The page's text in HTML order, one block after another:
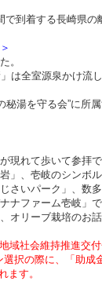
到着する長崎県
。
は全室源泉かけ
秘湯を守る会”に
現れて歩いて参拝
」、壱岐のシンボ
さいパーク」、数
ナファーム壱岐」
オリーブ栽培のお
社会維持推進交
択の際に、「助成
ます。